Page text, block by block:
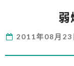
弱
2011年08月23